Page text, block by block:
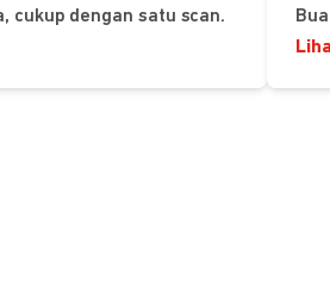
cukup dengan satu scan.